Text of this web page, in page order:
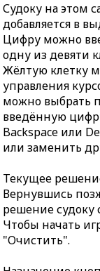
Судоку на этом
добавляется в
Цифру можно
одну из девяти
Жёлтую клетку
управления
можно выбрать
введённую
Backspace или
или заменить
Текущее
Вернувшись
решение судоку
Чтобы начать
"Очистить".